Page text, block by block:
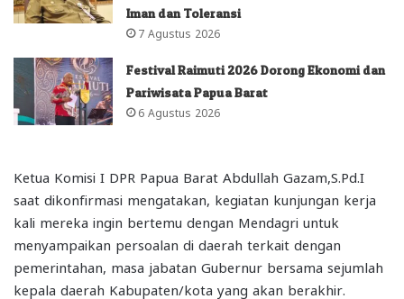
Iman dan Toleransi
7 Agustus 2026
Festival Raimuti 2026 Dorong Ekonomi dan
Pariwisata Papua Barat
6 Agustus 2026
Ketua Komisi I DPR Papua Barat Abdullah Gazam,S.Pd.I
saat dikonfirmasi mengatakan, kegiatan kunjungan kerja
kali mereka ingin bertemu dengan Mendagri untuk
menyampaikan persoalan di daerah terkait dengan
pemerintahan, masa jabatan Gubernur bersama sejumlah
kepala daerah Kabupaten/kota yang akan berakhir.